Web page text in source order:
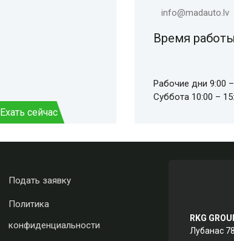
Ехать сейчас
info@madauto.lv
Время работы
Рабочие дни 9:00
Суббота 10:00 –
Подать заявку
Политика
конфиденциальности
RKG
Лубанас